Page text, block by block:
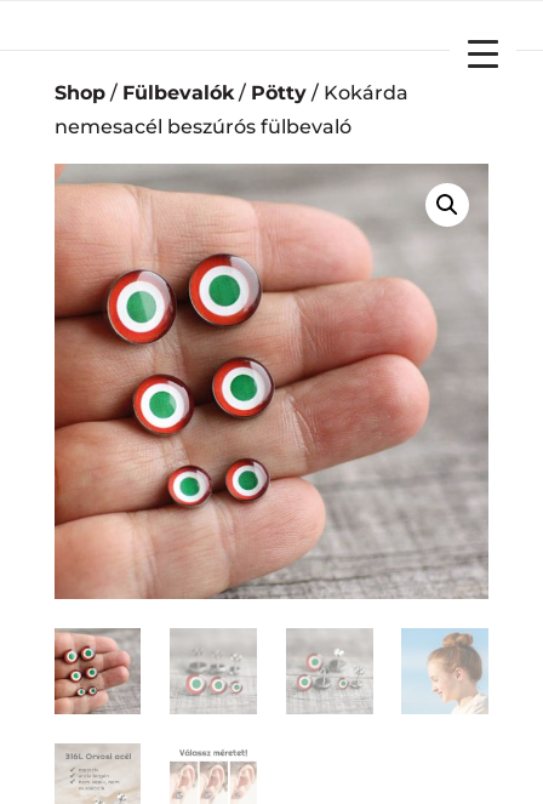
Shop/ Fülbevalók/ Pötty/ Kokárda
nemesacél beszúrós fülbevaló
YOUR CART